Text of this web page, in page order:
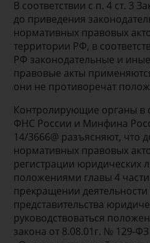
В соответствии с п. 4 ст. 3
до приведения
нормативных правовых
территории РФ, в
РФ законодательные и
правовые акты
они не противоречат
Контролирующие органы в
ФНС России и Минфина
14/3666@ разъясняют, что
нормативных правовых
регистрации юридических
положениями главы 4
прекращении
представительства
руководствоваться
закона от 8.08.01г. № 129-ФЗ